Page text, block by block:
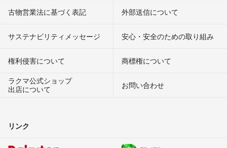
古物営業法に基づく表記 外部送信について
サステナビリティメッセージ 安心・安全のための取り組み
権利侵害について
商標権について
ラクマ公式ショップ
出店について
お問い合わせ
リンク